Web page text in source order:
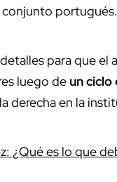
conjunto portugués.
para que el
luego de un ciclo
derecha en la
¿Qué es lo que